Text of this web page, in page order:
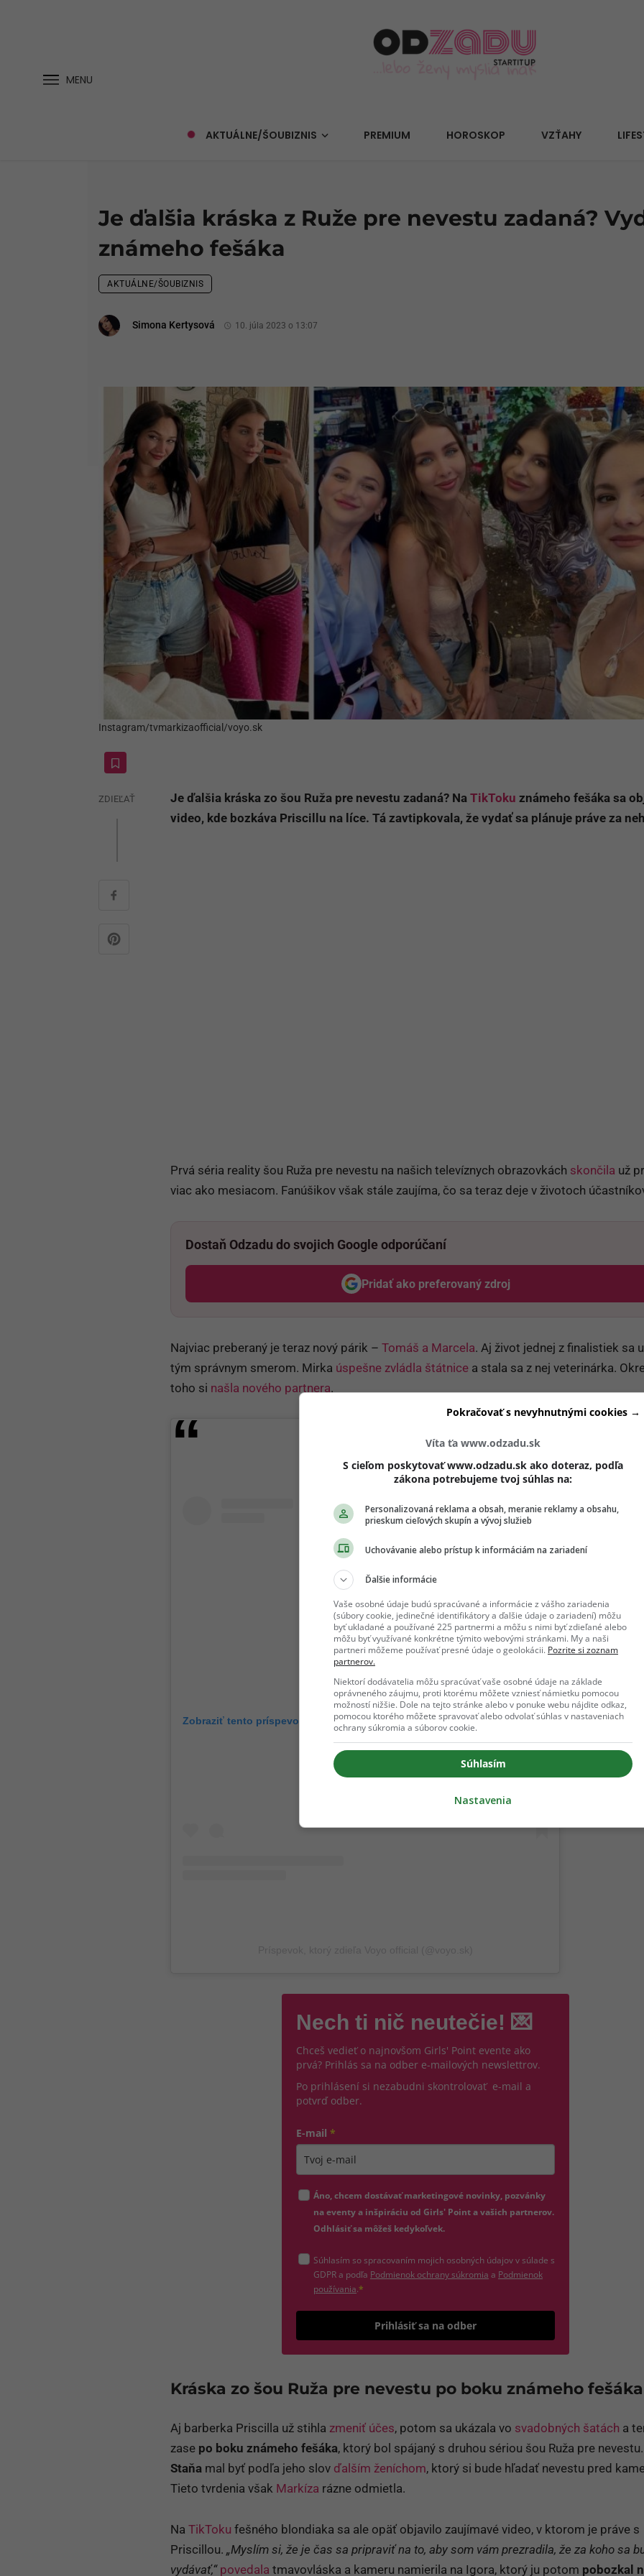
MENU
AKTUÁLNE/ŠOUBIZNIS PREMIUM HOROSKOP VZŤAHY
Je ďalšia kráska z Ruže pre nevestu zadaná?
známeho fešáka
AKTUÁLNE/ŠOUBIZNIS
Simona Kertysová 10. júla 2023 o 13:07
Instagram/tvmarkizaofficial/voyo.sk
ZDIEĽAŤ Je ďalšia kráska zo šou Ruža pre nevestu zadaná? Na TikToku známeho fešáka sa
video, kde bozkáva Priscillu na líce. Tá zavtipkovala, že vydať sa plánuje práve za
Prvá séria reality šou Ruža pre nevestu na našich televíznych obrazovkách skončila už
viac ako mesiacom. Fanúšikov však stále zaujíma, čo sa teraz deje v životoch
Dostaň Odzadu do svojich Google odporúčaní
Pridať ako preferovaný zdroj
Odzadu, odkaz sa otvorí v novom okne
Najviac preberaný je teraz nový párik – Tomáš a Marcela. Aj život jednej z finalistiek sa
tým správnym smerom. Mirka úspešne zvládla štátnice a stala sa z nej veterinárka.
toho si našla nového partnera.
Zobraziť tento príspevok na Instagrame
Nech ti nič neutečie! 💌
Chceš vedieť o najnovšom Girls' Point evente ako
prvá? Prihlás sa na odber e-mailových newslettrov.
Po prihlásení si nezabudni skontrolovať e-mail a
potvrď odber.
E-mail *
Áno, chcem dostávať marketingové novinky, pozvánky
na eventy a inšpiráciu od Girls' Point a vašich partnerov.
Odhlásiť sa môžeš kedykoľvek.
Súhlasím so spracovaním mojich osobných údajov v súlade s
GDPR a podľa Podmienok ochrany súkromia (otvorí sa v novom okne)
a Podmienok
používania(otvorí sa v novom okne)
.*
Prihlásiť sa na odber
Kráska zo šou Ruža pre nevestu po boku známeho fešáka
Aj barberka Priscilla už stihla zmeniť účes, potom sa ukázala vo svadobných šatách a
zase po boku známeho fešáka, ktorý bol spájaný s druhou sériou šou Ruža pre nevestu.
Staňa mal byť podľa jeho slov ďalším ženíchom, ktorý si bude hľadať nevestu pred
Tieto tvrdenia však Markíza rázne odmietla.
Na TikToku fešného blondiaka sa ale opäť objavilo zaujímavé video, v ktorom je práve s
Priscillou. „Myslím si, že je čas sa pripraviť na to, aby som vám prezradila, že za koho sa
vydávať,“ povedala tmavovláska a kameru namierila na Igora, ktorý ju potom pobozkal
Víta ťa www.odzadu.sk
S cieľom poskytovať www.odzadu.sk ako doteraz, podľa
zákona potrebujeme tvoj súhlas na:
Personalizovaná reklama a obsah, meranie reklamy a obsahu,
prieskum cieľových skupín a vývoj služieb
Uchovávanie alebo prístup k informáciám na zariadení
Ďalšie informácie
Vaše osobné údaje budú spracúvané a informácie z vášho zariadenia
(súbory cookie, jedinečné identifikátory a ďalšie údaje o zariadení) môžu
byť ukladané a používané 225 partnermi a môžu s nimi byť zdieľané alebo
môžu byť využívané konkrétne týmito webovými stránkami. My a naši
partneri môžeme používať presné údaje o geolokácii. Pozrite si zoznam
partnerov.
Niektorí dodávatelia môžu spracúvať vaše osobné údaje na základe
oprávneného záujmu, proti ktorému môžete vzniesť námietku pomocou
možností nižšie. Dole na tejto stránke alebo v ponuke webu nájdite odkaz,
pomocou ktorého môžete spravovať alebo odvolať súhlas v nastaveniach
ochrany súkromia a súborov cookie.
Súhlasím
Pokračovať s nevyhnutnými cookies →
Nastavenia